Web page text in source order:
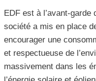
EDF est à l’avant-garde
société a mis en place
encourager une
et respectueuse de
massivement dans les